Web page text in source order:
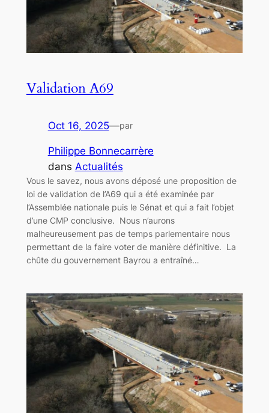
Validation A69
Oct 16, 2025—par
Philippe Bonnecarrère
dans Actualités
Vous le savez, nous avons déposé une proposition de
loi de validation de l’A69 qui a été examinée par
l’Assemblée nationale puis le Sénat et qui a fait l’objet
d’une CMP conclusive. Nous n’aurons
malheureusement pas de temps parlementaire nous
permettant de la faire voter de manière définitive. La
chûte du gouvernement Bayrou a entraîné…